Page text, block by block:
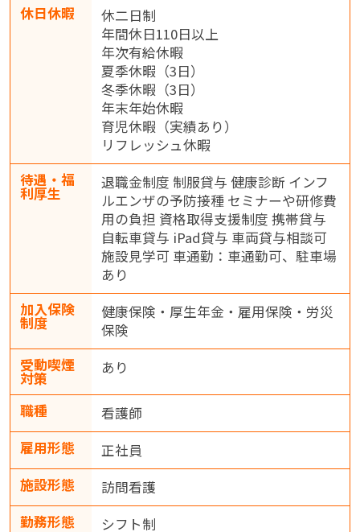
休日休暇
休二日制
年間休日110日以上
年次有給休暇
夏季休暇（3日）
冬季休暇（3日）
年末年始休暇
育児休暇（実績あり）
リフレッシュ休暇
待遇・福
利厚生
退職金制度 制服貸与 健康診断 インフ
ルエンザの予防接種 セミナーや研修費
用の負担 資格取得支援制度 携帯貸与
自転車貸与 iPad貸与 車両貸与相談可
施設見学可 車通勤：車通勤可、駐車場
あり
加入保険
制度
健康保険・厚生年金・雇用保険・労災
保険
受動喫煙
対策
あり
職種
看護師
雇用形態
正社員
施設形態
訪問看護
勤務形態
シフト制